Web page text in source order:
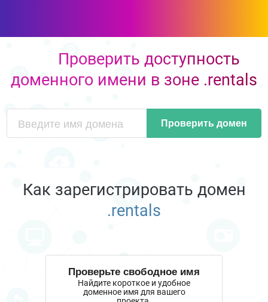
Проверить доступность
доменного имени в зоне .rentals
Проверить домен
Как зарегистрировать домен
.rentals
Проверьте свободное имя
Найдите короткое и удобное
доменное имя для вашего